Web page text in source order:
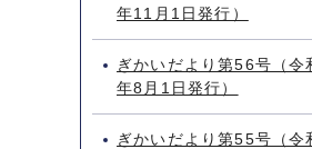
年11月1日発行）
ぎかいだより第56号（令
年8月1日発行）
ぎかいだより第55号（令